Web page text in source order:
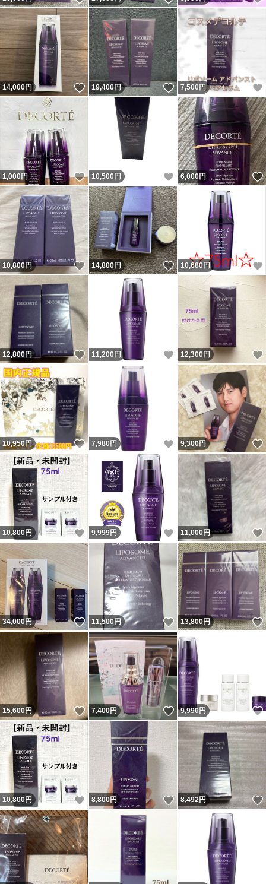
14,000円 いいね！
19,400円 いいね！
7,500 円
1,000 円 いいね！
10,500 円 いいね！
6,000円
10,800円 いいね！
14,800円 いいね！
10,680 円
12,800円 いいね！
11,200 円 いいね！
12,300円
10,950円 いいね！
7,980 円 いいね！
9,300円
10,800円 いいね！
9,999円 いいね！
11,000円
34,000円 いいね！
11,500円 いいね！
13,800円
15,600円 いいね！
7,400円 いいね！
9,990 円
10,800円 いいね！
8,800円 いいね！
8,492円